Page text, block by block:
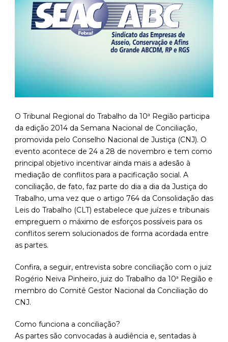
O Tribunal Regional do Trabalho da 10ª Região participa
da edição 2014 da Semana Nacional de Conciliação,
promovida pelo Conselho Nacional de Justiça (CNJ). O
evento acontece de 24 a 28 de novembro e tem como
principal objetivo incentivar ainda mais a adesão à
mediação de conflitos para a pacificação social. A
conciliação, de fato, faz parte do dia a dia da Justiça do
Trabalho, uma vez que o artigo 764 da Consolidação das
Leis do Trabalho (CLT) estabelece que juízes e tribunais
empreguem o máximo de esforços possíveis para os
conflitos serem solucionados de forma acordada entre
as partes.
Confira, a seguir, entrevista sobre conciliação com o juiz
Rogério Neiva Pinheiro, juiz do Trabalho da 10ª Região e
membro do Comitê Gestor Nacional da Conciliação do
CNJ.
Como funciona a conciliação?
As partes são convocadas à audiência e, sentadas à